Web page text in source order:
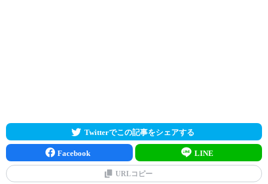
Twitterでこの記事をシェアする
Facebook LINE
URLコピー